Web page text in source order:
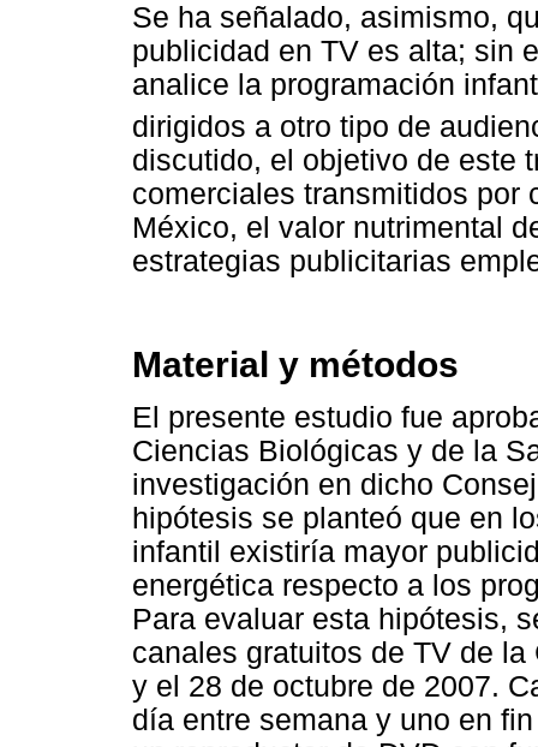
Se ha señalado, asimismo,
publicidad en TV es alta; sin
analice la programación
dirigidos a otro tipo de
discutido, el objetivo de este
comerciales transmitidos por
México, el valor nutrimental
estrategias publicitarias
Material y métodos
El presente estudio fue
Ciencias Biológicas y de la
investigación en dicho
hipótesis se planteó que en
infantil existiría mayor
energética respecto a los
Para evaluar esta hipótesis,
canales gratuitos de TV de
y el 28 de octubre de 2007.
día entre semana y uno en